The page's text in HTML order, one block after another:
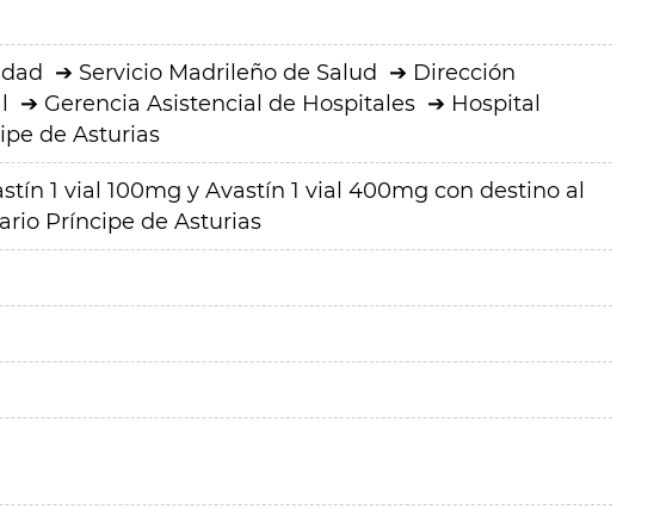
Servicio Madrileño de Salud
Dirección
Gerencia Asistencial de Hospitales
Hospital
de Asturias
1 vial 100mg y Avastín 1 vial 400mg con destino al
Príncipe de Asturias